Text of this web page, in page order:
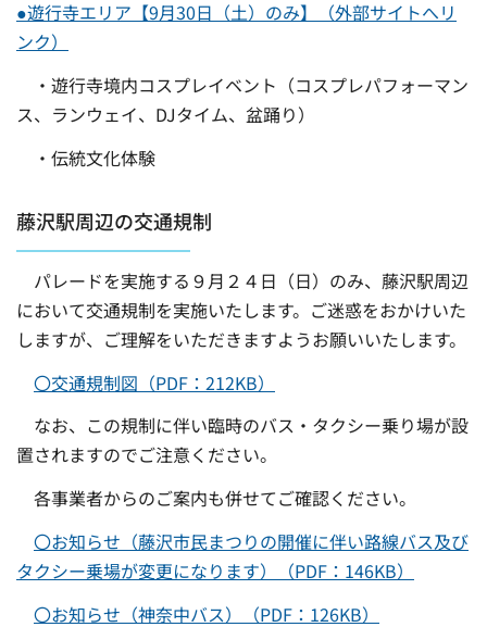
●遊行寺エリア【9月30日（土）のみ】（外部サイトへリ
ンク）
・遊行寺境内コスプレイベント（コスプレパフォーマン
ス、ランウェイ、DJタイム、盆踊り）
・伝統文化体験
藤沢駅周辺の交通規制
パレードを実施する９月２４日（日）のみ、藤沢駅周辺
において交通規制を実施いたします。ご迷惑をおかけいた
しますが、ご理解をいただきますようお願いいたします。
〇交通規制図（PDF：212KB）
なお、この規制に伴い臨時のバス・タクシー乗り場が設
置されますのでご注意ください。
各事業者からのご案内も併せてご確認ください。
〇お知らせ（藤沢市民まつりの開催に伴い路線バス及び
タクシー乗場が変更になります）（PDF：146KB）
〇お知らせ（神奈中バス）（PDF：126KB）